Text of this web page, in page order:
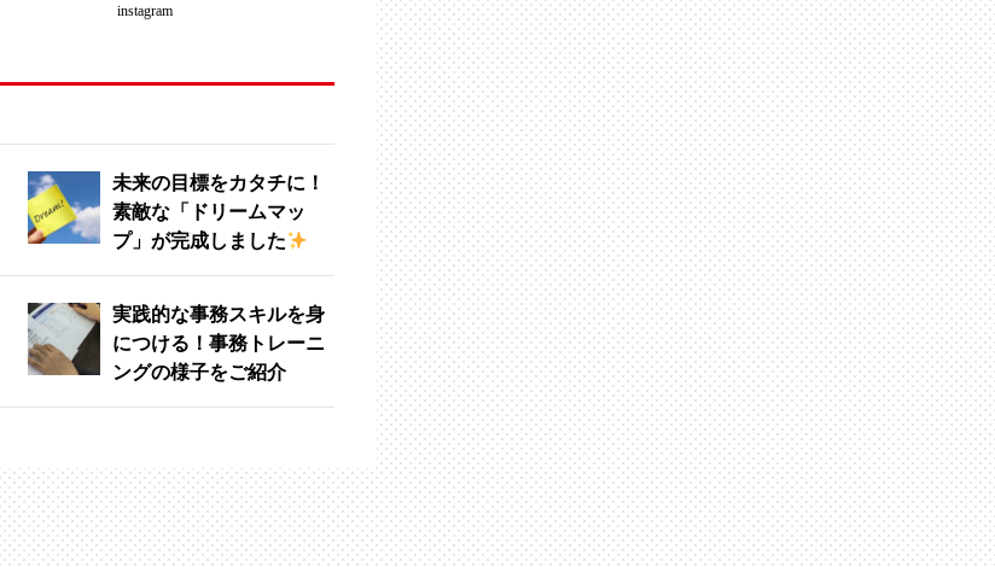
instagram
未来の目標をカタチに！
素敵な「ドリームマッ
プ」が完成しました
実践的な事務スキルを身
につける！事務トレーニ
ングの様子をご紹介